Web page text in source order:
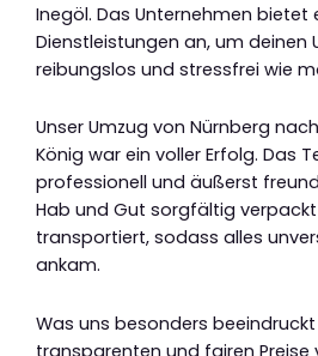
Inegöl. Das Unternehmen bietet
Dienstleistungen an, um deinen
reibungslos und stressfrei wie
Unser Umzug von Nürnberg
König war ein voller Erfolg. Das
professionell und äußerst
Hab und Gut sorgfältig
transportiert, sodass alles
ankam.
Was uns besonders